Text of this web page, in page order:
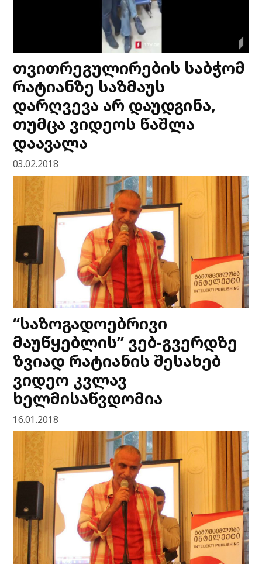
თვითრეგულირების საბჭომ
რატიანზე საზმაუს
დარღვევა არ დაუდგინა,
თუმცა ვიდეოს წაშლა
დაავალა
03.02.2018
“საზოგადოებრივი
მაუწყებლის” ვებ-გვერდზე
ზვიად რატიანის შესახებ
ვიდეო კვლავ
ხელმისაწვდომია
16.01.2018